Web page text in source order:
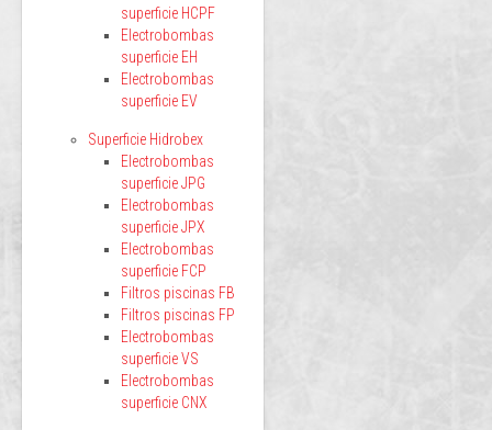
superficie HCPF
Electrobombas
superficie EH
Electrobombas
superficie EV
Superficie Hidrobex
Electrobombas
superficie JPG
Electrobombas
superficie JPX
Electrobombas
superficie FCP
Filtros piscinas FB
Filtros piscinas FP
Electrobombas
superficie VS
Electrobombas
superficie CNX